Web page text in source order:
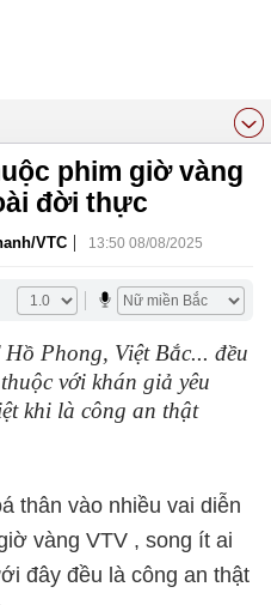
phim giờ vàng
đời thực
VTC | 13:50 08/08/2025
Phong, Việt Bắc... đều
với khán giả yêu
khi là công an thật
thân vào nhiều vai diễn
vàng VTV , song ít ai
đây đều là công an thật